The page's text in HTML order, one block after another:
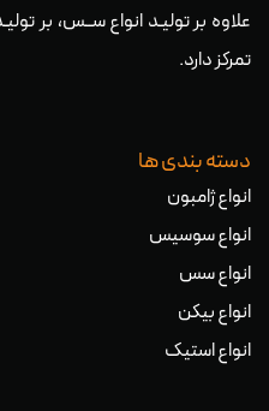
علاوه بر تولیـد انواع ســس، بر
تمرکز دارد.
دسته بندی ها
انواع ژامبون
انواع سوسیس
انواع سس
انواع بیکن
انواع استیک